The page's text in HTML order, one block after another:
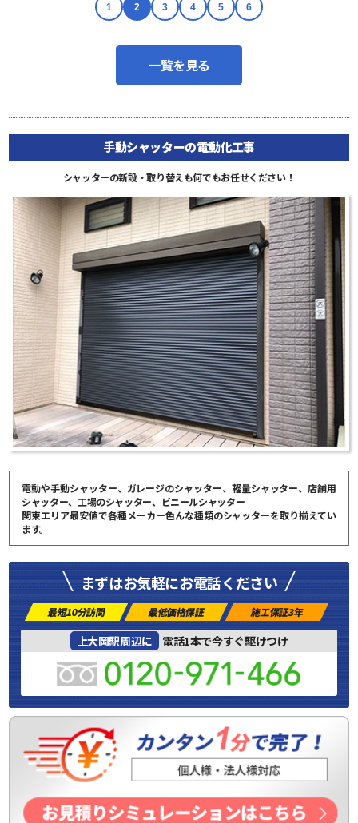
1 2 3 4 5 6
一覧を見る
手動シャッターの電動化工事
シャッターの新設・取り替えも何でもお任せください！
電動や手動シャッター、ガレージのシャッター、軽量シャッター、店舗用
シャッター、工場のシャッター、ビニールシャッター
関東エリア最安値で各種メーカー色んな種類のシャッターを取り揃えてい
ます。
まずはお気軽にお電話ください
最短10分訪問 最低価格保証 施工保証3年
上大岡駅周辺に 電話1本で今すぐ駆けつけ